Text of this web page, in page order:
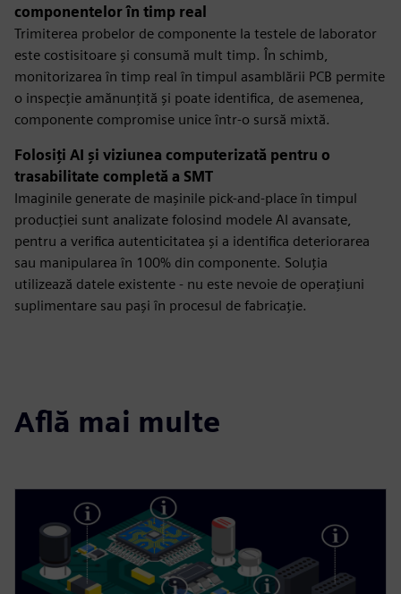
componentelor în timp real
Trimiterea probelor de componente la testele de laborator
este costisitoare și consumă mult timp. În schimb,
monitorizarea în timp real în timpul asamblării PCB permite
o inspecție amănunțită și poate identifica, de asemenea,
componente compromise unice într-o sursă mixtă.
Folosiți AI și viziunea computerizată pentru o
trasabilitate completă a SMT
Imaginile generate de mașinile pick-and-place în timpul
producției sunt analizate folosind modele AI avansate,
pentru a verifica autenticitatea și a identifica deteriorarea
sau manipularea în 100% din componente. Soluția
utilizează datele existente - nu este nevoie de operațiuni
suplimentare sau pași în procesul de fabricație.
Află mai multe